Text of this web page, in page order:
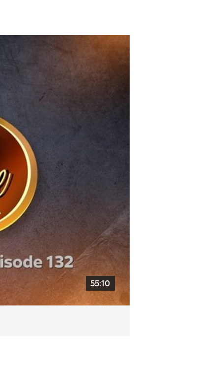
55:10